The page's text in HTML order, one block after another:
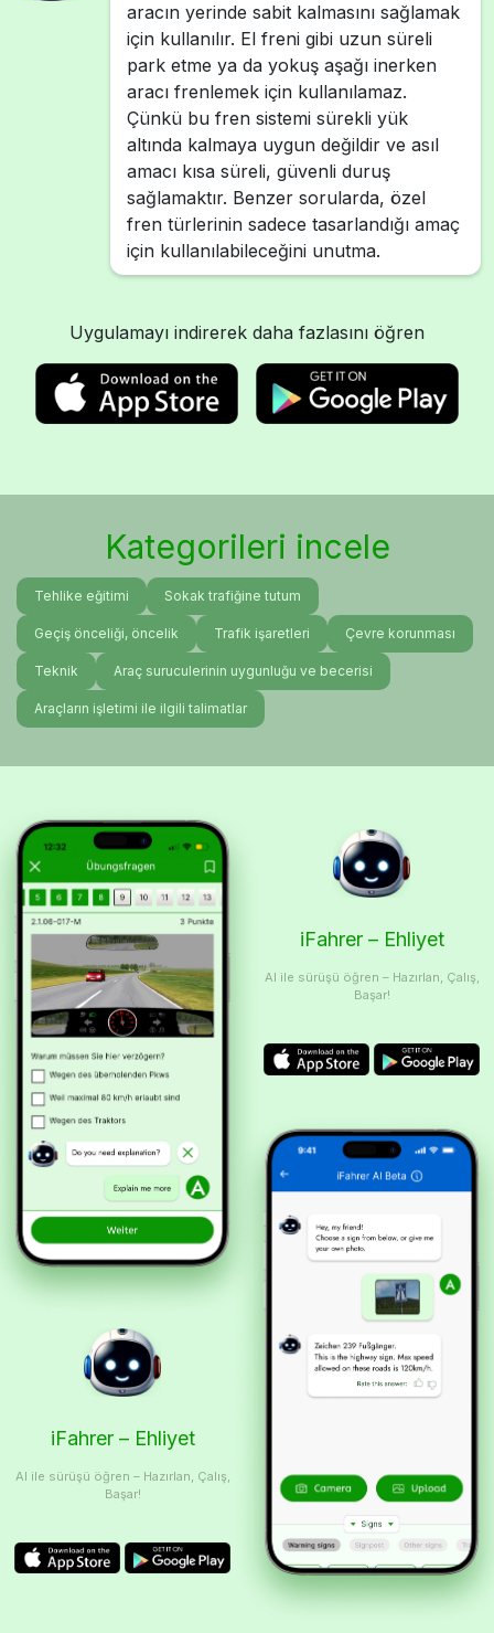
aracın yerinde sabit kalmasını sağlamak
için kullanılır. El freni gibi uzun süreli
park etme ya da yokuş aşağı inerken
aracı frenlemek için kullanılamaz.
Çünkü bu fren sistemi sürekli yük
altında kalmaya uygun değildir ve asıl
amacı kısa süreli, güvenli duruş
sağlamaktır. Benzer sorularda, özel
fren türlerinin sadece tasarlandığı amaç
için kullanılabileceğini unutma.
Uygulamayı indirerek daha fazlasını öğren
Kategorileri incele
Tehlike eğitimi Sokak trafiğine tutum
Geçiş önceliği, öncelik Trafik işaretleri Çevre korunması
Teknik Araç suruculerinin uygunluğu ve becerisi
Araçların işletimi ile ilgili talimatlar
iFahrer – Ehliyet
AI ile sürüşü öğren – Hazırlan, Çalış,
Başar!
iFahrer – Ehliyet
AI ile sürüşü öğren – Hazırlan, Çalış,
Başar!